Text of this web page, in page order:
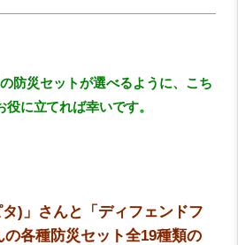
防災セットが選べるように、こち
役に立てれば幸いです。
タ)」さんと「ディフェンドフ
の各種防災セット全19種類の